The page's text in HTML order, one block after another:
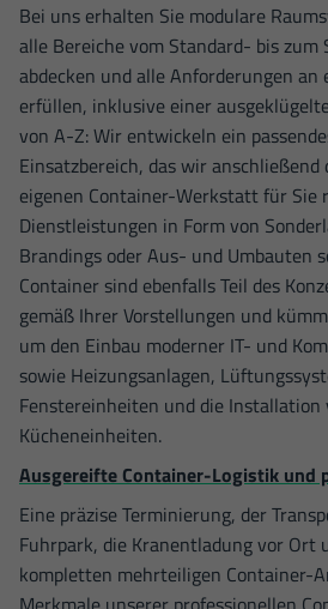
Bei uns erhalten Sie modulare
alle Bereiche vom Standard- bis zum
abdecken und alle Anforderungen an
erfüllen, inklusive einer
von A-Z: Wir entwickeln ein
Einsatzbereich, das wir
eigenen Container-Werkstatt für Sie
Dienstleistungen in Form von
Brandings oder Aus- und Umbauten
Container sind ebenfalls Teil des
gemäß Ihrer Vorstellungen und
um den Einbau moderner IT- und
sowie Heizungsanlagen,
Fenstereinheiten und die
Kücheneinheiten.
Ausgereifte Container-Logistik und
Eine präzise Terminierung, der
Fuhrpark, die Kranentladung vor Ort
kompletten mehrteiligen Container-